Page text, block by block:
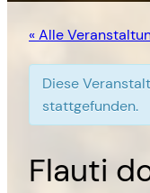
« Alle
Diese
stattgefunden.
Flauti